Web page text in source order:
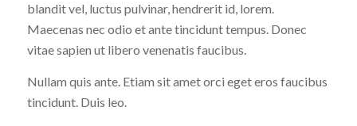
blandit vel, luctus pulvinar, hendrerit id, lorem.
Maecenas nec odio et ante tincidunt tempus. Donec
vitae sapien ut libero venenatis faucibus.
Nullam quis ante. Etiam sit amet orci eget eros faucibus
tincidunt. Duis leo.